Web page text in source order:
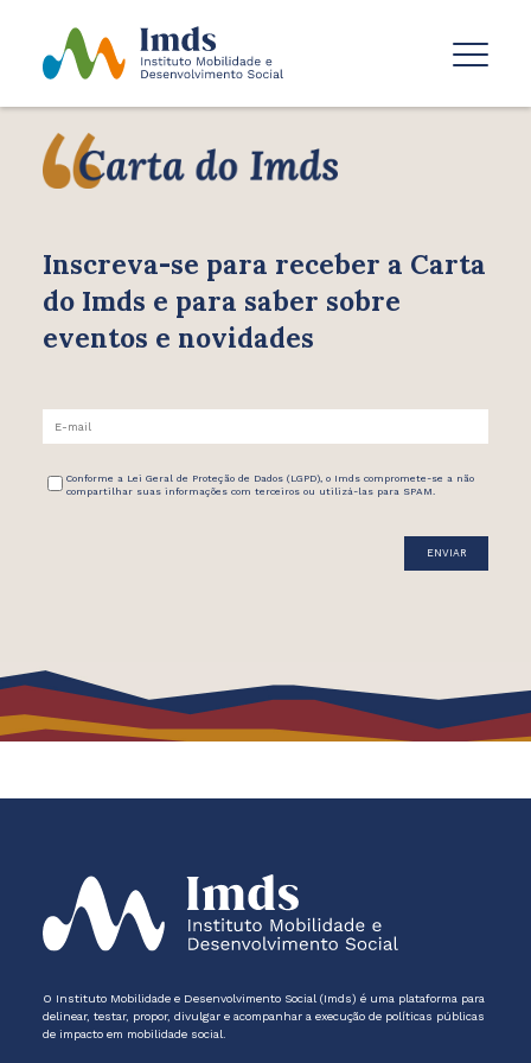
Inscreva-se para receber a Carta
do Imds e para saber sobre
eventos e novidades
Conforme a Lei Geral de Proteção de Dados (LGPD), o Imds compromete-se a não
compartilhar suas informações com terceiros ou utilizá-las para SPAM.
O Instituto Mobilidade e Desenvolvimento Social (Imds) é uma plataforma para
delinear, testar, propor, divulgar e acompanhar a execução de políticas públicas
de impacto em mobilidade social.